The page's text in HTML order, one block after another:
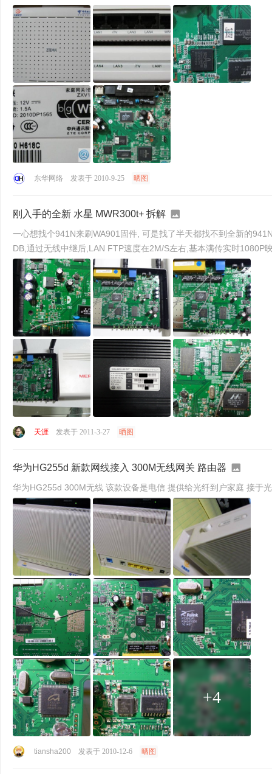
东华网络 发表于 2010-9-25 晒图
刚入手的全新 水星 MWR300t+ 拆解
一心想找个941N来刷WA901固件, 可是找了半天都找不到全新的941N V2.X的卖, 结果就找
天涯 发表于 2011-3-27 晒图
华为HG255d 新款网线接入 300M无线网关 路由器
华为HG255d 300M无线 该款设备是电信 提供给光纤到户家庭 接于
+4
tiansha200 发表于 2010-12-6 晒图